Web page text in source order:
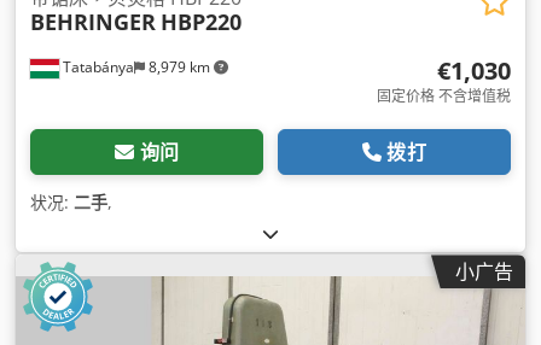
Tatabánya 8,979 km
BEHRINGER HBP220
€1,030
固定价格 不含增值税
询问 拨打
状况: 二手,
小广告